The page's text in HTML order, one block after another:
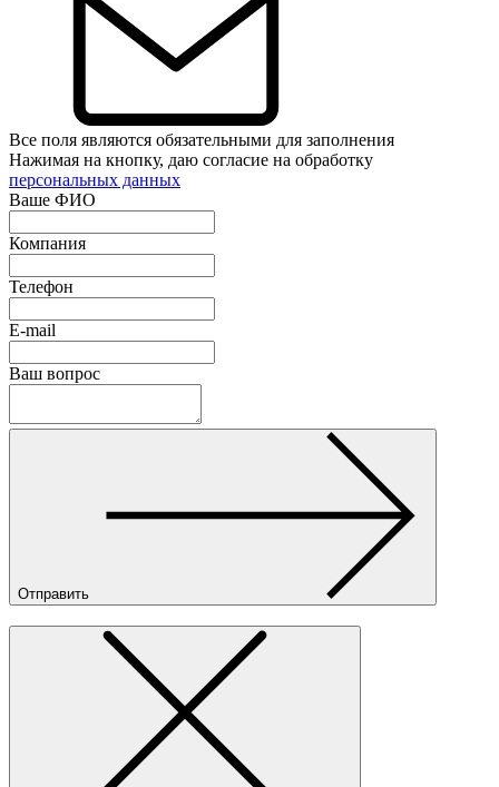
Все поля являются обязательными для заполнения
Нажимая на кнопку, даю согласие на обработку
персональных данных
Ваше ФИО
Компания
Телефон
E-mail
Ваш вопрос
Отправить